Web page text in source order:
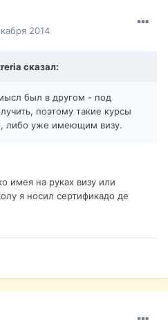
2014
сказал:
был в другом - под
поэтому такие курсы
либо уже имеющим визу.
имея на руках визу или
я носил сертификадо де